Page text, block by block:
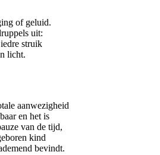
of geluid.
uit:
struik
licht.
aanwezigheid
en het is
van de tijd,
kind
bevindt.